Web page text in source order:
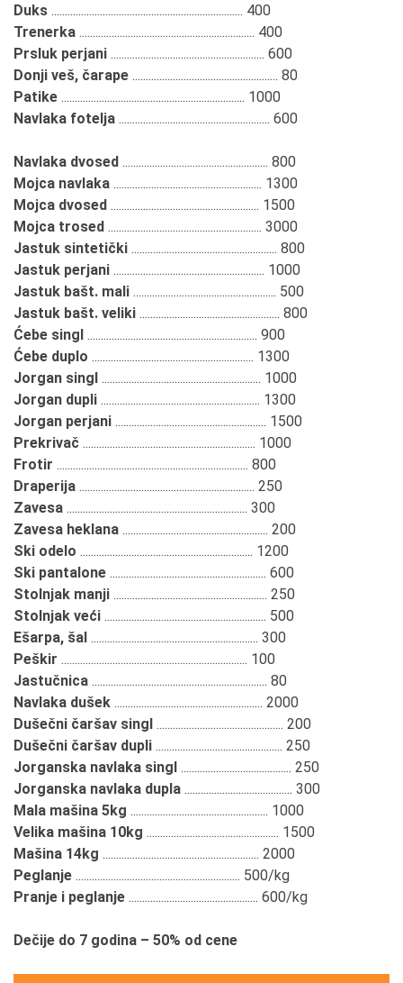
Duks ....................................................................... 400
Trenerka ................................................................. 400
Prsluk perjani ......................................................... 600
Donji veš, čarape ...................................................... 80
Patike .................................................................... 1000
Navlaka fotelja ........................................................ 600
Navlaka dvosed ...................................................... 800
Mojca navlaka ....................................................... 1300
Mojca dvosed ....................................................... 1500
Mojca trosed ......................................................... 3000
Jastuk sintetički ...................................................... 800
Jastuk perjani ........................................................ 1000
Jastuk bašt. mali ..................................................... 500
Jastuk bašt. veliki .................................................... 800
Ćebe singl ............................................................... 900
Ćebe duplo ............................................................ 1300
Jorgan singl ........................................................... 1000
Jorgan dupli ........................................................... 1300
Jorgan perjani ........................................................ 1500
Prekrivač ................................................................ 1000
Frotir ....................................................................... 800
Draperija ................................................................. 250
Zavesa ................................................................... 300
Zavesa heklana ...................................................... 200
Ski odelo ................................................................ 1200
Ski pantalone .......................................................... 600
Stolnjak manji ......................................................... 250
Stolnjak veći ............................................................ 500
Ešarpa, šal .............................................................. 300
Peškir ..................................................................... 100
Jastučnica ................................................................. 80
Navlaka dušek ....................................................... 2000
Dušečni čaršav singl ............................................... 200
Dušečni čaršav dupli ............................................... 250
Jorganska navlaka singl ......................................... 250
Jorganska navlaka dupla ........................................ 300
Mala mašina 5kg ................................................... 1000
Velika mašina 10kg ................................................. 1500
Mašina 14kg .......................................................... 2000
Peglanje ............................................................. 500/kg
Pranje i peglanje ................................................ 600/kg
Dečije do 7 godina – 50% od cene